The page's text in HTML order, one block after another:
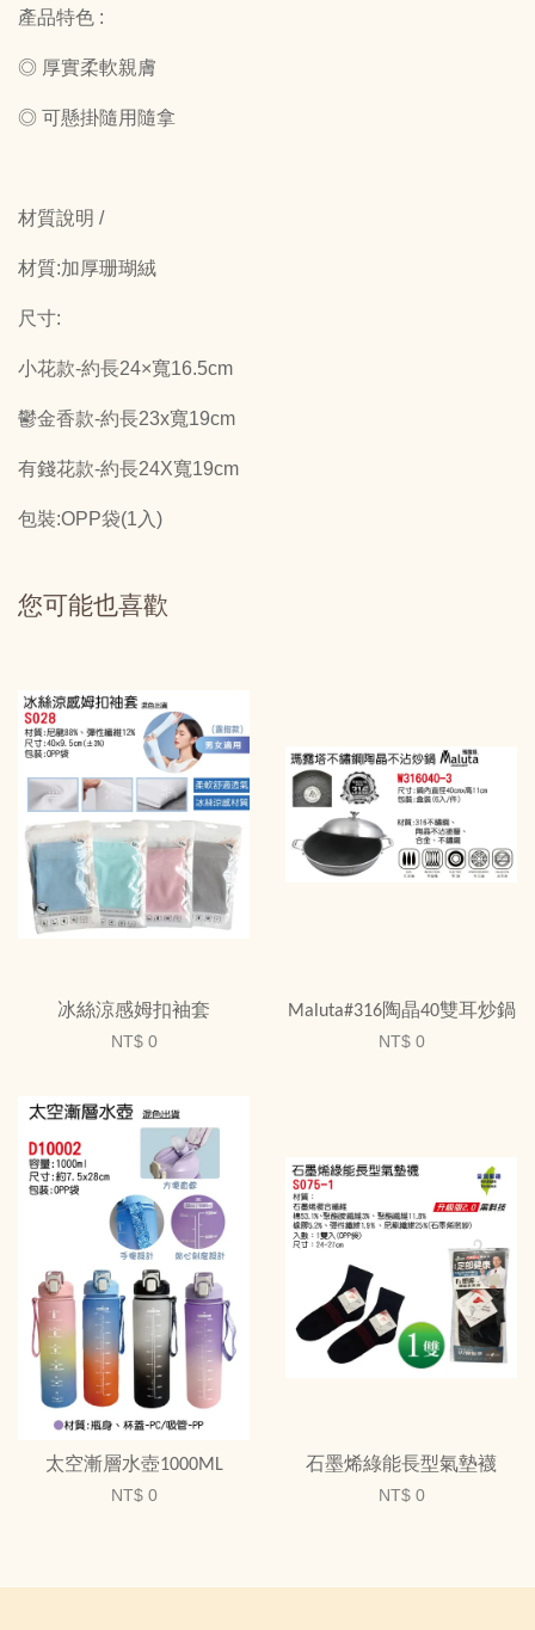
產品特色 :
◎ 厚實柔軟親膚
◎ 可懸掛隨用隨拿
材質說明 /
材質:加厚珊瑚絨
尺寸:
小花款-約長24×寬16.5cm
鬱金香款-約長23x寬19cm
有錢花款-約長24X寬19cm
包裝:OPP袋(1入)
您可能也喜歡
冰絲涼感姆扣袖套
NT$ 0
Maluta#316陶晶40雙耳炒鍋
NT$ 0
太空漸層水壺1000ML
NT$ 0
石墨烯綠能長型氣墊襪
NT$ 0